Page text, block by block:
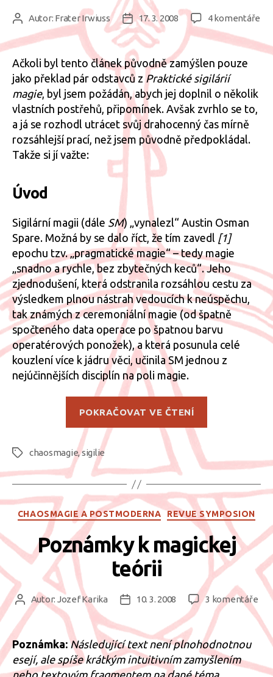
Autor
příspěvku
Autor: Frater Irwiuss
Datum
příspěvku
17. 3. 2008 4 komentáře
s
Ačkoli byl tento článek původně zamýšlen pouze
jako překlad pár odstavců z Praktické sigilárií
magie, byl jsem požádán, abych jej doplnil o několik
vlastních postřehů, připomínek. Avšak zvrhlo se to,
a já se rozhodl utrácet svůj drahocenný čas mírně
rozsáhlejší prací, než jsem původně předpokládal.
Takže si jí važte:
Úvod
Sigilární magii (dále SM) „vynalezl“ Austin Osman
Spare. Možná by se dalo říct, že tím zavedl [1]
epochu tzv. „pragmatické magie“ – tedy magie
„snadno a rychle, bez zbytečných keců“. Jeho
zjednodušení, která odstranila rozsáhlou cestu za
výsledkem plnou nástrah vedoucích k neúspěchu,
tak známých z ceremoniální magie (od špatně
spočteného data operace po špatnou barvu
operatérových ponožek), a která posunula celé
kouzlení více k jádru věci, učinila SM jednou z
nejúčinnějších disciplín na poli magie.
POKRAČOVAT VE ČTENÍ
smrti“
Štítkychaosmagie,sigilie
Rubriky
CHAOSMAGIE A POSTMODERNA REVUE SYMPOSION
Poznámky k magickej
teórii
Autor
příspěvku
Autor: Jozef Karika
Datum
10. 3. 2008 3 komentářeu
s
k
Poznámka: Následující text není plnohodnotnou
esejí, ale spíše krátkým intuitivním zamyšlením
nebo textovým fragmentem na dané téma.